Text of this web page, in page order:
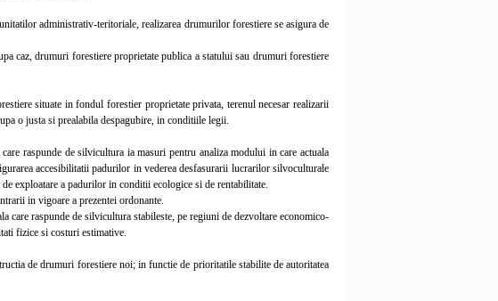
administrativ-teritoriale, realizarea drumurilor forestiere se asigura de
caz, drumuri forestiere proprietate publica a statului sau drumuri forestiere
situate in fondul forestier proprietate privata, terenul necesar realizarii
o justa si prealabila despagubire, in conditiile legii.
raspunde de silvicultura ia masuri pentru analiza modului in care actuala
accesibilitatii padurilor in vederea desfasurarii lucrarilor silvoculturale
exploatare a padurilor in conditii ecologice si de rentabilitate.
in vigoare a prezentei ordonante.
raspunde de silvicultura stabileste, pe regiuni de dezvoltare economico-
fizice si costuri estimative.
de drumuri forestiere noi; in functie de prioritatile stabilite de autoritatea